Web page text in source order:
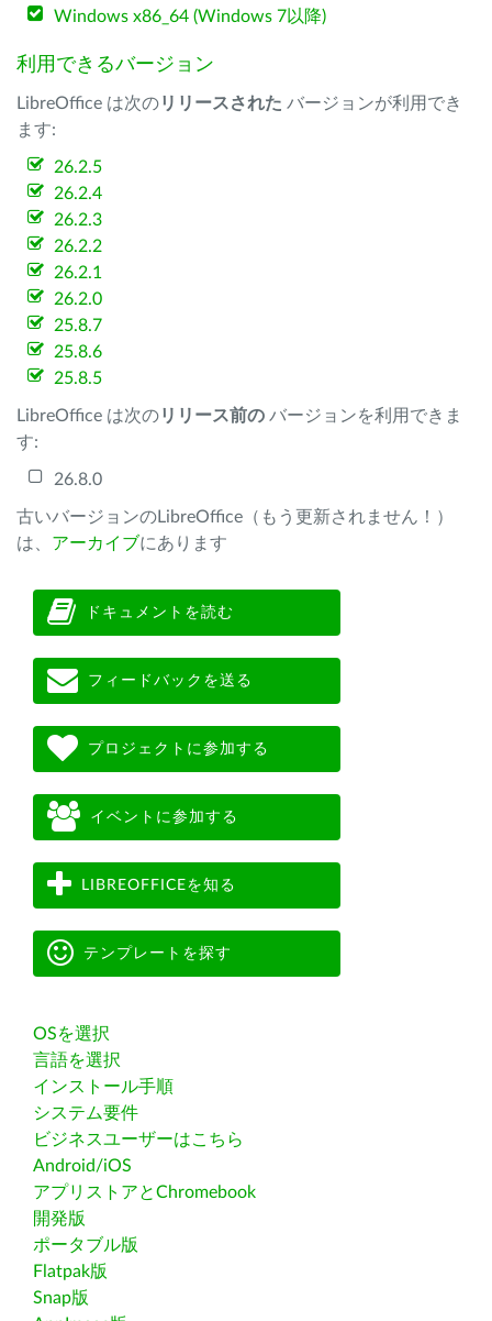
Windows x86_64 (Windows 7以降)
利用できるバージョン
LibreOffice は次のリリースされた バージョンが利用でき
ます:
26.2.5
26.2.4
26.2.3
26.2.2
26.2.1
26.2.0
25.8.7
25.8.6
25.8.5
LibreOffice は次のリリース前の バージョンを利用できま
す:
26.8.0
古いバージョンのLibreOffice（もう更新されません！）
は、 アーカイブにあります
ドキュメントを読む
フィードバックを送る
プロジェクトに参加する
イベントに参加する
LIBREOFFICEを知る
テンプレートを探す
OSを選択
言語を選択
インストール手順
システム要件
ビジネスユーザーはこちら
Android/iOS
アプリストアとChromebook
開発版
ポータブル版
Flatpak版
Snap版